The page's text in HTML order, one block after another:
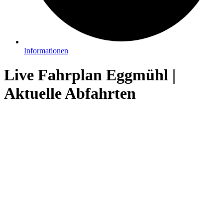
Informationen
Live Fahrplan Eggmühl |
Aktuelle Abfahrten